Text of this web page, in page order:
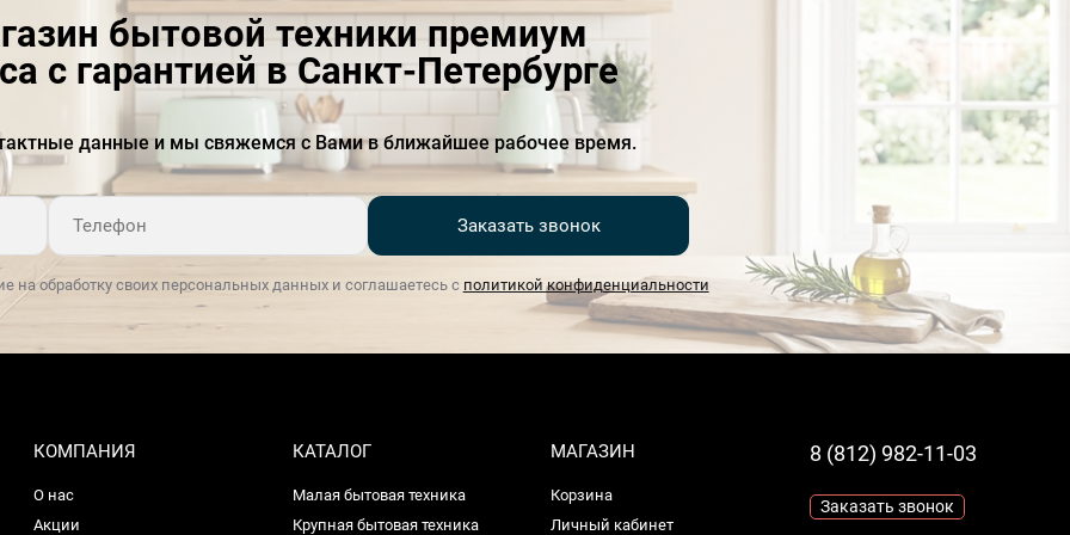
бытовой техники премиум
с гарантией в Санкт-Петербурге
данные и мы свяжемся с Вами в ближайшее рабочее время.
Заказать звонок
на обработку своих персональных данных и соглашаетесь с политикой конфиденциальности
КОМПАНИЯ
О нас
Акции
КАТАЛОГ
Малая бытовая техника
Крупная бытовая техника
МАГАЗИН
Корзина
Личный кабинет
8 (812) 982-11-03
Заказать звонок